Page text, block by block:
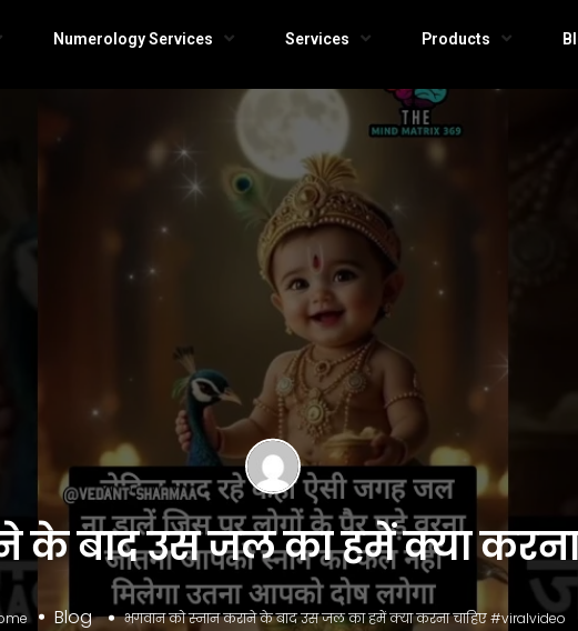
Numerology Services Services Products
के बाद उस जल का हमें क्या
Blog भगवान को स्नान कराने के बाद उस जल का हमें क्या करना चाहिए #viralvideo